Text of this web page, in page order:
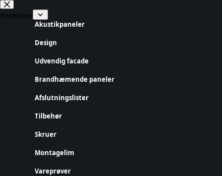
Fortsæt
til
indhold
Produkter
Akustikpaneler
Design
Udvendig facade
Brandhæmende paneler
Afslutningslister
Tilbehør
Skruer
Montagelim
Vareprøver